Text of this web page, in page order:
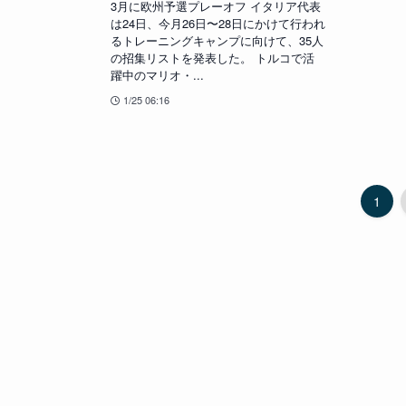
3月に欧州予選プレーオフ イタリア代表
は24日、今月26日〜28日にかけて行われ
るトレーニングキャンプに向けて、35人
の招集リストを発表した。 トルコで活
躍中のマリオ・...
1/25 06:16
1